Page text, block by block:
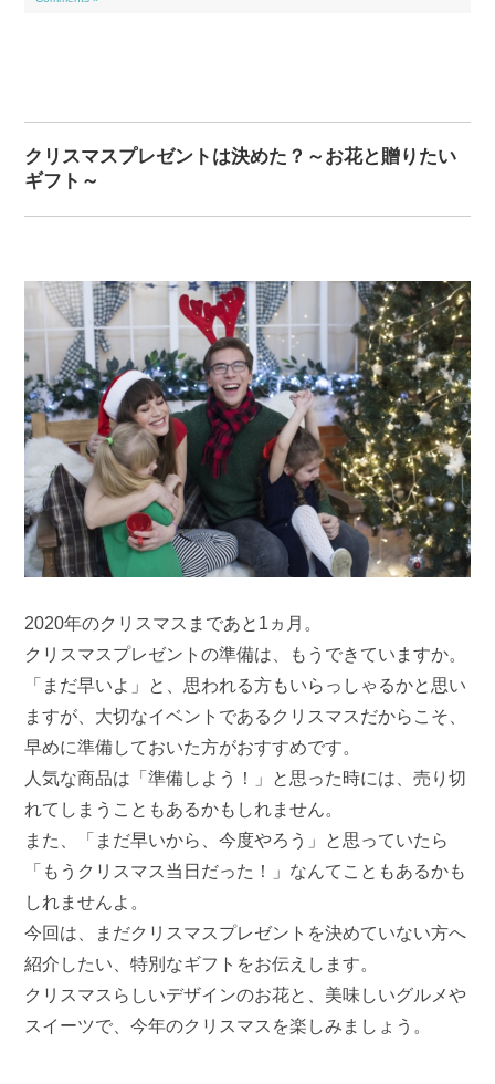
クリスマスプレゼントは決めた？～お花と贈りたい
ギフト～
2020年のクリスマスまであと1ヵ月。
クリスマスプレゼントの準備は、もうできていますか。
「まだ早いよ」と、思われる方もいらっしゃるかと思い
ますが、大切なイベントであるクリスマスだからこそ、
早めに準備しておいた方がおすすめです。
人気な商品は「準備しよう！」と思った時には、売り切
れてしまうこともあるかもしれません。
また、「まだ早いから、今度やろう」と思っていたら
「もうクリスマス当日だった！」なんてこともあるかも
しれませんよ。
今回は、まだクリスマスプレゼントを決めていない方へ
紹介したい、特別なギフトをお伝えします。
クリスマスらしいデザインのお花と、美味しいグルメや
スイーツで、今年のクリスマスを楽しみましょう。